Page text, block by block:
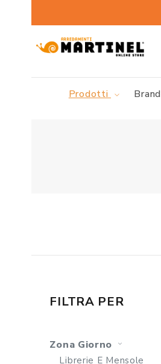
Prodotti Brand
FILTRA PER
Zona Giorno
Librerie E Mensole